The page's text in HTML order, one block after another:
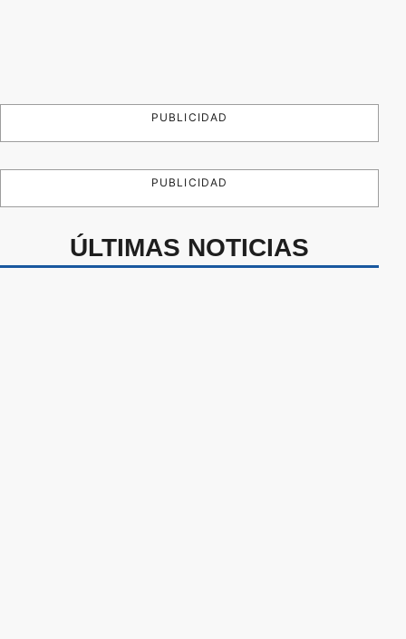
PUBLICIDAD
PUBLICIDAD
ÚLTIMAS NOTICIAS